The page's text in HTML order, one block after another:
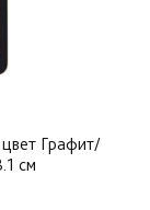
Графит/
см